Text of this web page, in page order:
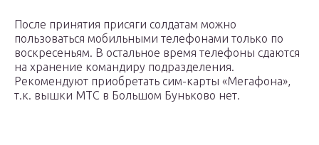
После принятия присяги солдатам можно
пользоваться мобильными телефонами только по
воскресеньям. В остальное время телефоны сдаются
на хранение командиру подразделения.
Рекомендуют приобретать сим-карты «Мегафона»,
т.к. вышки МТС в Большом Буньково нет.